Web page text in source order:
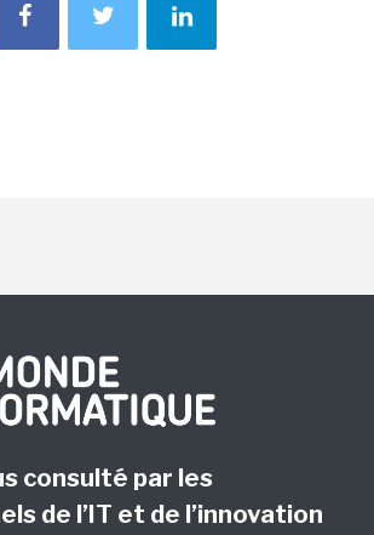
consulté par les
de l’IT et de l’innovation